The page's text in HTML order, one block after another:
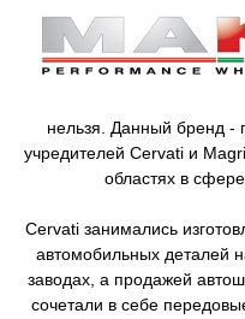
нельзя. Данный бренд -
учредителей Cervati и
областях в
Cervati занимались
автомобильных деталей
заводах, а продажей
сочетали в себе